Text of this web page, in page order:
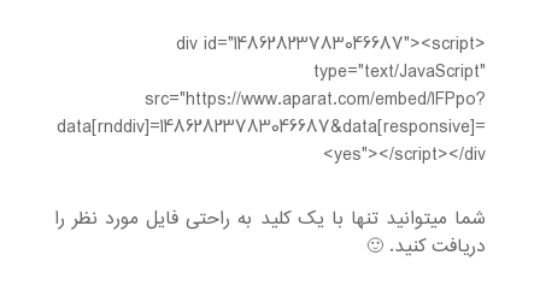
<div id="14862823783046687"><script
type="text/JavaScript"
src="https://www.aparat.com/embed/1FPpo?
data[rnddiv]=14862823783046687&data[responsive]=
yes"></script></div>
شما میتوانید تنها با یک کلید به راحتی فایل مورد نظر را
دریافت کنید. 🙂